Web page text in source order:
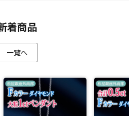
着商品
一覧へ